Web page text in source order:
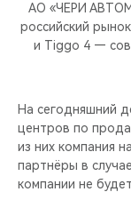
КРОССОВЕРЫ
НОВИНКИ
КРЕДИТ И
ЗАПЧАСТИ И
CHERY CONNECT
О БРЕНДЕ
ЛЮДИ CHERY
КРЕДИТ
МЫ В СОЦСЕТЯХ
АО «ЧЕРИ
российский
и Tiggo 4 —
На сегодняшний
центров по
из них компания
партнёры в
компании не